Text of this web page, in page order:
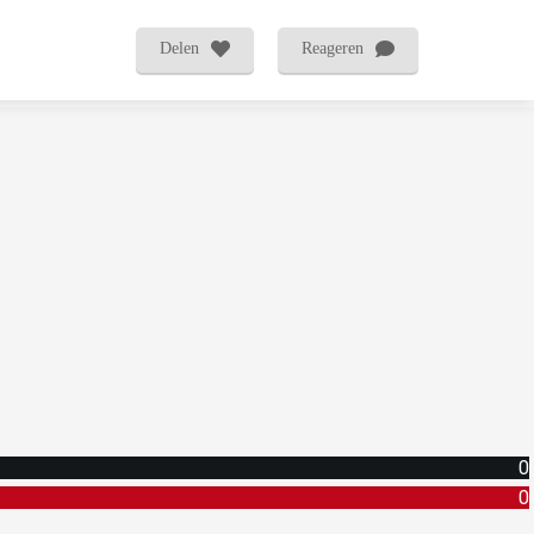
Delen Reageren
0
0